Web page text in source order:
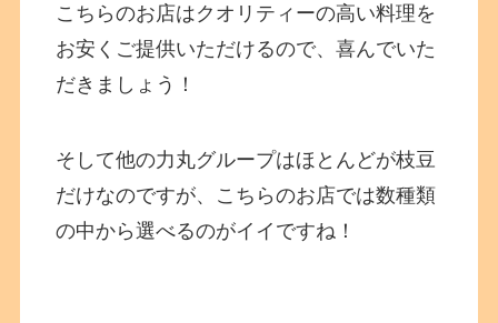
こちらのお店はクオリティーの高い料理を
お安くご提供いただけるので、喜んでいた
だきましょう！
そして他の力丸グループはほとんどが枝豆
だけなのですが、こちらのお店では数種類
の中から選べるのがイイですね！